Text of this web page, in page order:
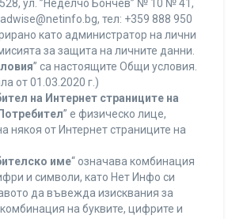
ул. ”Неделчо Бончев” № 10 № 41,
тел: +359 888 950
като администратор на лични
за защита на личните данни.
” са настоящите Общи условия.
от 01.03.2020 г.)
на Интернет страниците на
” е физическо лице,
някоя от Интернет страниците на
име“ означава комбинация
и символи, като Нет Инфо си
да въвежда изисквания за
на буквите, цифрите и